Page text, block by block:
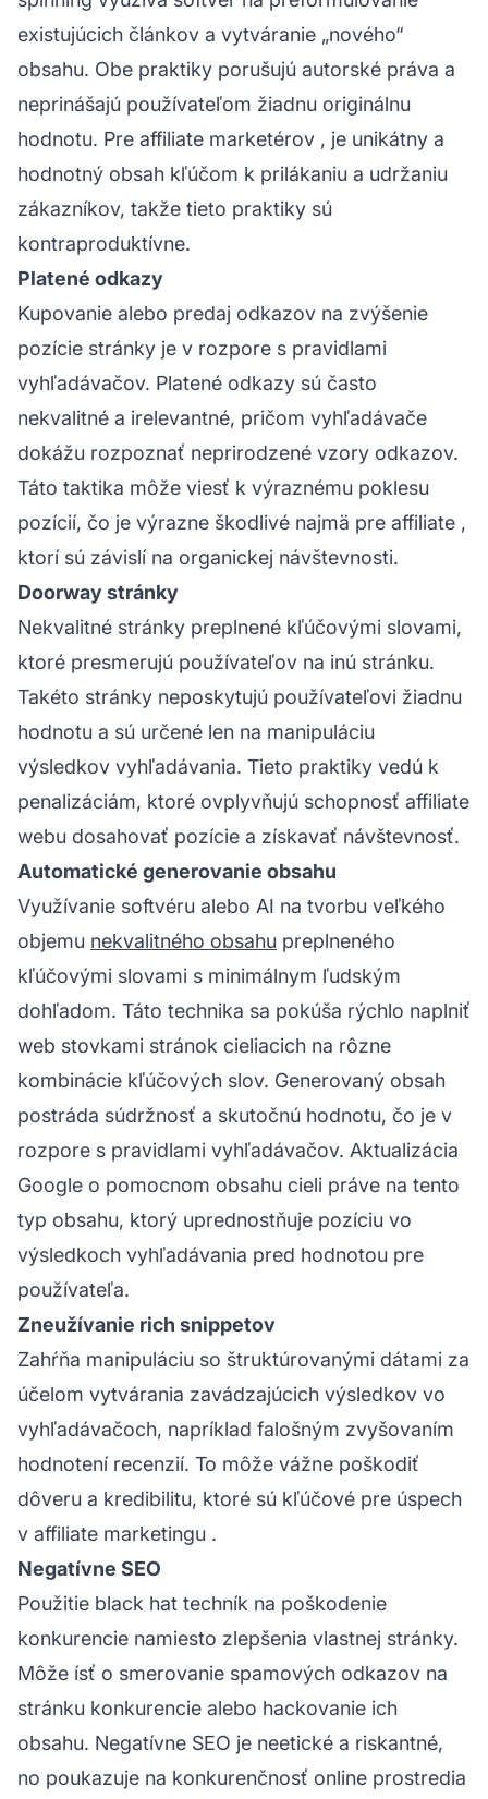
existujúcich článkov a vytváranie „nového“
obsahu. Obe praktiky porušujú autorské práva a
neprinášajú používateľom žiadnu originálnu
hodnotu. Pre affiliate marketérov , je unikátny a
hodnotný obsah kľúčom k prilákaniu a udržaniu
zákazníkov, takže tieto praktiky sú
kontraproduktívne.
Platené odkazy
Kupovanie alebo predaj odkazov na zvýšenie
pozície stránky je v rozpore s pravidlami
vyhľadávačov. Platené odkazy sú často
nekvalitné a irelevantné, pričom vyhľadávače
dokážu rozpoznať neprirodzené vzory odkazov.
Táto taktika môže viesť k výraznému poklesu
pozícií, čo je výrazne škodlivé najmä pre affiliate ,
ktorí sú závislí na organickej návštevnosti.
Doorway stránky
Nekvalitné stránky preplnené kľúčovými slovami,
ktoré presmerujú používateľov na inú stránku.
Takéto stránky neposkytujú používateľovi žiadnu
hodnotu a sú určené len na manipuláciu
výsledkov vyhľadávania. Tieto praktiky vedú k
penalizáciám, ktoré ovplyvňujú schopnosť affiliate
webu dosahovať pozície a získavať návštevnosť.
Automatické generovanie obsahu
Využívanie softvéru alebo AI na tvorbu veľkého
objemu nekvalitného obsahu preplneného
kľúčovými slovami s minimálnym ľudským
dohľadom. Táto technika sa pokúša rýchlo naplniť
web stovkami stránok cieliacich na rôzne
kombinácie kľúčových slov. Generovaný obsah
postráda súdržnosť a skutočnú hodnotu, čo je v
rozpore s pravidlami vyhľadávačov. Aktualizácia
Google o pomocnom obsahu cieli práve na tento
typ obsahu, ktorý uprednostňuje pozíciu vo
výsledkoch vyhľadávania pred hodnotou pre
používateľa.
Zneužívanie rich snippetov
Zahŕňa manipuláciu so štruktúrovanými dátami za
účelom vytvárania zavádzajúcich výsledkov vo
vyhľadávačoch, napríklad falošným zvyšovaním
hodnotení recenzií. To môže vážne poškodiť
dôveru a kredibilitu, ktoré sú kľúčové pre úspech
v affiliate marketingu .
Negatívne SEO
Použitie black hat techník na poškodenie
konkurencie namiesto zlepšenia vlastnej stránky.
Môže ísť o smerovanie spamových odkazov na
stránku konkurencie alebo hackovanie ich
obsahu. Negatívne SEO je neetické a riskantné,
no poukazuje na konkurenčnosť online prostredia